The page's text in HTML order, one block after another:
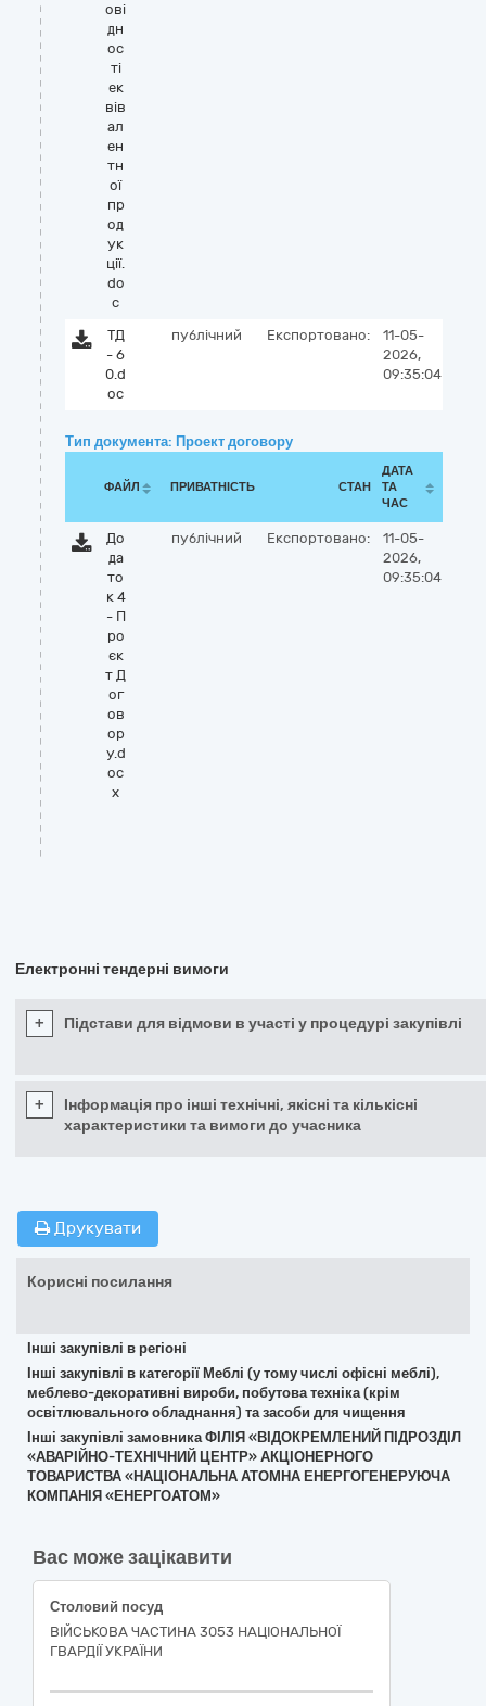
ові
дн
ос
ті
ек
вів
ал
ен
тн
ої
пр
од
ук
ції.
do
c
ТД
- 6
0.d
oc
публічний Експортовано:
11-05-
2026,
09:35:04
Тип документа: Проект договору
ФАЙЛ ПРИВАТНІСТЬ СТАН
ДАТА
ТА
ЧАС
До
да
то
к 4
- П
ро
єк
т Д
ог
ов
ор
у.d
oc
x
публічний Експортовано:
11-05-
2026,
09:35:04
Електронні тендерні вимоги
+ Підстави для відмови в участі у процедурі закупівлі
+
Інформація про інші технічні, якісні та кількісні
характеристики та вимоги до учасника
Друкувати
Корисні посилання
Інші закупівлі в регіоні
Інші закупівлі в категорії Меблі (у тому числі офісні меблі),
меблево-декоративні вироби, побутова техніка (крім
освітлювального обладнання) та засоби для чищення
Інші закупівлі замовника ФІЛІЯ «ВІДОКРЕМЛЕНИЙ ПІДРОЗДІЛ
«АВАРІЙНО-ТЕХНІЧНИЙ ЦЕНТР» АКЦІОНЕРНОГО
ТОВАРИСТВА «НАЦІОНАЛЬНА АТОМНА ЕНЕРГОГЕНЕРУЮЧА
КОМПАНІЯ «ЕНЕРГОАТОМ»
Вас може зацікавити
Столовий посуд
ВІЙСЬКОВА ЧАСТИНА 3053 НАЦІОНАЛЬНОЇ
ГВАРДІЇ УКРАЇНИ